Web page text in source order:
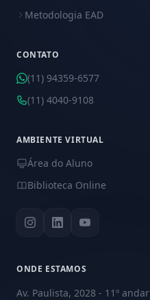
Metodologia EAD
CONTATO
(11) 94359-6577
(11) 4040-9108
AMBIENTE VIRTUAL
Área do Aluno
Biblioteca Online
ONDE ESTAMOS
Av. Paulista, 2028 - 11º andar